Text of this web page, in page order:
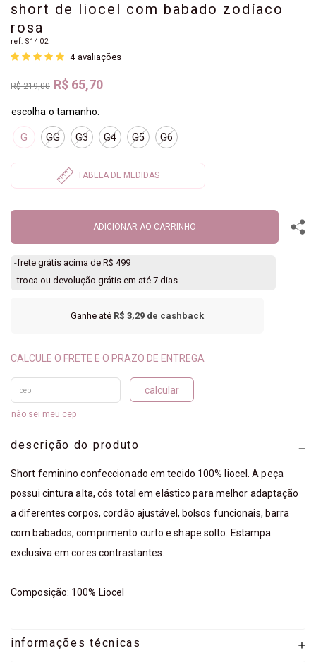
short de liocel com babado zodíaco
rosa
ref: S1402
4 avaliações
R$ 219,00 R$ 65,70
G GG G3 G4 G5 G6
ADICIONAR AO CARRINHO
-frete grátis acima de R$ 499
-troca ou devolução grátis em até 7 dias
Ganhe até R$ 3,29 de cashback
calcular
não sei meu cep
descrição do produto
Short feminino confeccionado em tecido 100% liocel. A peça
possui cintura alta, cós total em elástico para melhor adaptação
a diferentes corpos, cordão ajustável, bolsos funcionais, barra
com babados, comprimento curto e shape solto. Estampa
exclusiva em cores contrastantes.
Composição: 100% Liocel
informações técnicas